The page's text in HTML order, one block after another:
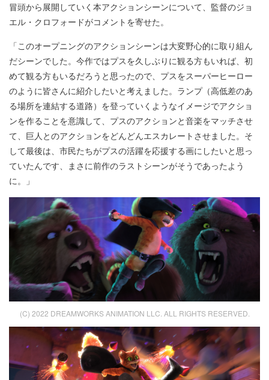
冒頭から展開していく本アクションシーンについて、監督のジョ
エル・クロフォードがコメントを寄せた。
「このオープニングのアクションシーンは大変野心的に取り組ん
だシーンでした。今作ではプスを久しぶりに観る方もいれば、初
めて観る方もいるだろうと思ったので、プスをスーパーヒーロー
のように皆さんに紹介したいと考えました。ランプ（高低差のあ
る場所を連結する道路）を登っていくようなイメージでアクショ
ンを作ることを意識して、プスのアクションと音楽をマッチさせ
て、巨人とのアクションをどんどんエスカレートさせました。そ
して最後は、市民たちがプスの活躍を応援する画にしたいと思っ
ていたんです、まさに前作のラストシーンがそうであったよう
に。」
(C) 2022 DREAMWORKS ANIMATION LLC. ALL RIGHTS RESERVED.